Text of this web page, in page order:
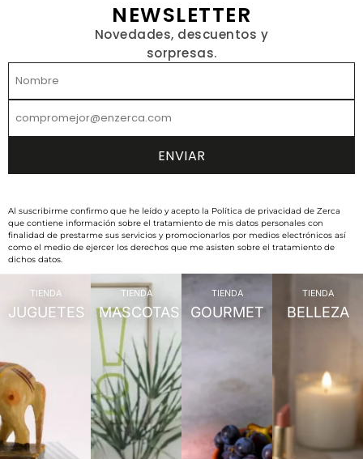
NEWSLETTER
Novedades, descuentos y
sorpresas.
Al suscribirme confirmo que he leído y acepto la Política de privacidad de Zerca
que contiene información sobre el tratamiento de mis datos personales con
finalidad de prestarme sus servicios y promocionarlos por medios electrónicos así
como el medio de ejercer los derechos que me asisten sobre el tratamiento de
dichos datos.
TIENDA
JUGUETES
TIENDA
MASCOTAS
TIENDA
GOURMET
TIENDA
BELLEZA